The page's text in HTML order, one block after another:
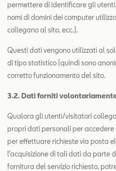
permettere di identificare gli
nomi di domini dei computer
collegano al sito, ecc.).
Questi dati vengono utilizzati al
di tipo statistico (quindi sono
corretto funzionamento del sito.
3.2. Dati forniti
Qualora gli utenti/visitatori
propri dati personali per accedere
per effettuare richieste via posta
l’acquisizione di tali dati da parte
fornitura del servizio richiesto,